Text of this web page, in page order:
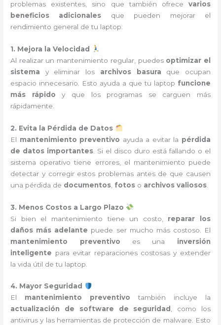
problemas existentes, sino que también ofrece varios
beneficios adicionales que pueden mejorar el
rendimiento general de tu laptop:
1. Mejora la Velocidad
Al realizar un mantenimiento regular, puedes optimizar el
sistema y eliminar los archivos basura que ocupan
espacio innecesario. Esto ayuda a que tu laptop funcione
más rápido y que los programas se carguen más
rápidamente.
2. Evita la Pérdida de Datos
El mantenimiento preventivo ayuda a evitar la pérdida
de datos importantes . Si el disco duro está fallando o el
sistema operativo tiene errores, el mantenimiento puede
detectar y corregir estos problemas antes de que causen
una pérdida de documentos fotos o archivos valiosos
3. Menos Costos a Largo Plazo
Si bien el mantenimiento tiene un costo, reparar los
daños más adelante puede ser mucho más costoso. El
mantenimiento preventivo es una inversión
inteligente para evitar reparaciones costosas y extender
la vida útil de tu laptop.
4. Mayor Seguridad
El mantenimiento preventivo también incluye la
actualización de software de seguridad , como los
antivirus y las herramientas de protección de malware. Esto